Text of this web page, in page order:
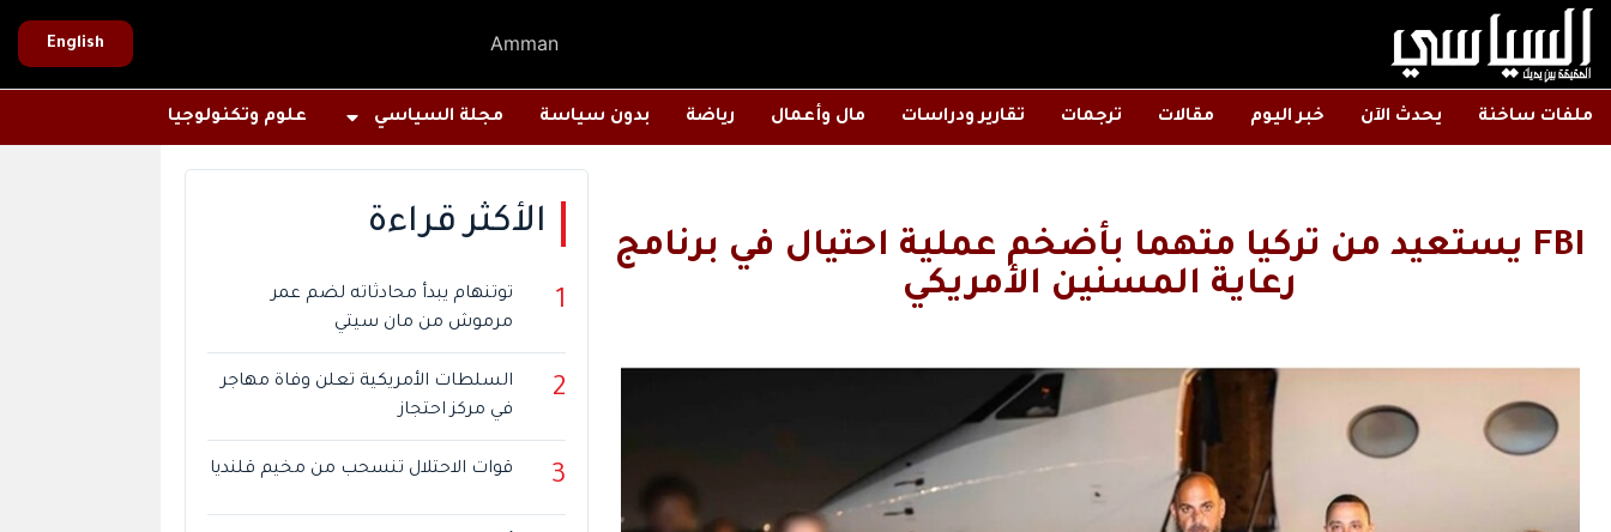
Amman
English
ملفات ساخنة يحدث الآن خبر اليوم مقالات ترجمات تقارير ودراسات مال وأعمال رياضة بدون سياسة مجلة السياسي علوم وتكنولوجيا
FBI يستعيد من تركيا متهما بأضخم عملية احتيال في برنامج
رعاية المسنين الأمريكي
الأكثر قراءة
1
توتنهام يبدأ محادثاته لضم عمر
مرموش من مان سيتي
2
السلطات الأمريكية تعلن وفاة مهاجر
في مركز احتجاز
3 قوات الاحتلال تنسحب من مخيم قلنديا